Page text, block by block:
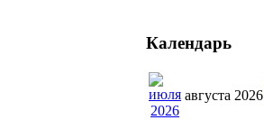
Календарь
августа 2026